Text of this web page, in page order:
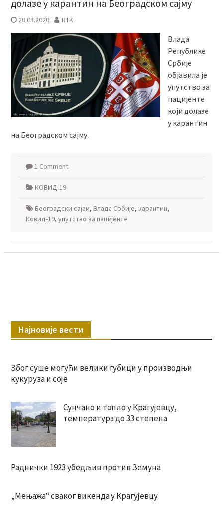
долазе у карантин на Београдском сајму
28.03.2020 RTK
Влада
Републике
Србије
објавила је
упутство за
пацијенте
који долазе
у карантин
на Београдском сајму.
1 Comment
КОВИД-19
Београдски сајам, Влада Србије, карантин,
Ковид-19, упутство за пацијенте
Најновије вести
Због суше могући велики губици у производњи
кукуруза и соје
Сунчано и топло у Крагујевцу,
температура до 33 степена
Раднички 1923 убедљив против Земуна
„Мењажа“ сваког викенда у Крагујевцу